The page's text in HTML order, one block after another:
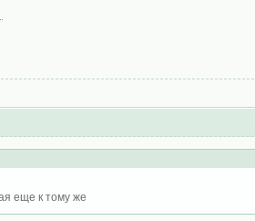
еще к тому же